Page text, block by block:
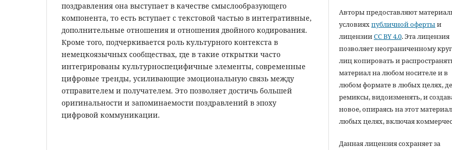
поздравления она выступает в качестве смыслообразующего
компонента, то есть вступает с текстовой частью в интегративные,
дополнительные отношения и отношения двойного кодирования.
Кроме того, подчеркивается роль культурного контекста в
немецкоязычных сообществах, где в такие открытки часто
интегрированы культурноспецифичные элементы, современные
цифровые тренды, усиливающие эмоциональную связь между
отправителем и получателем. Это позволяет достичь большей
оригинальности и запоминаемости поздравлений в эпоху
цифровой коммуникации.
Авторы предоставляют
условияхпубличной офертыи
лицензииCC BY 4.0. Эта лицензия
позволяет неограниченному
лиц копировать и
материал на любом носителе и в
любом формате в любых целях,
ремиксы, видоизменять, и
новое, опираясь на этот
любых целях, включая
Данная лицензия сохраняет за